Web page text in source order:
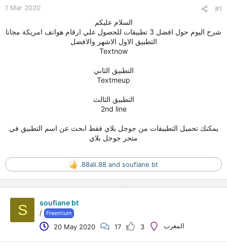
e
1 Mar 2020 #1
السلام عليكم
شرح اليوم حول افضل 3 تطبيقات للحصول علي ارقام هواتف امريكة مجانا
التطبيق الاول الاشهر والافضل
Textnow
التطبيق الثاني
Textmeup
التطبيق الثالث
2nd line
يمكنك تحميل التطبيقات من جوجل بلاي فقط ابحث عن اسم التطبيق في
متجر جوجل بلاي
R
e
a
o
n
s
.88ali.88and soufiane bt
S soufiane bt
/ Freemium
20 May 2020 17 3 المغرب